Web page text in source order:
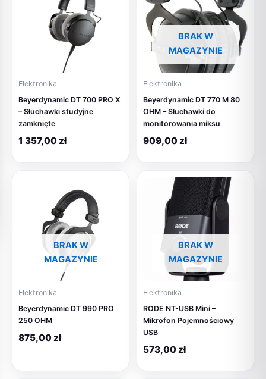
Elektronika
Beyerdynamic DT 700 PRO X
– Słuchawki studyjne
zamknięte
1 357,00 zł
BRAK W
MAGAZYNIE
Elektronika
Beyerdynamic DT 770 M 80
OHM – Słuchawki do
monitorowania miksu
909,00 zł
BRAK W
MAGAZYNIE
Elektronika
Beyerdynamic DT 990 PRO
250 OHM
875,00 zł
BRAK W
MAGAZYNIE
Elektronika
RODE NT-USB Mini –
Mikrofon Pojemnościowy
USB
573,00 zł